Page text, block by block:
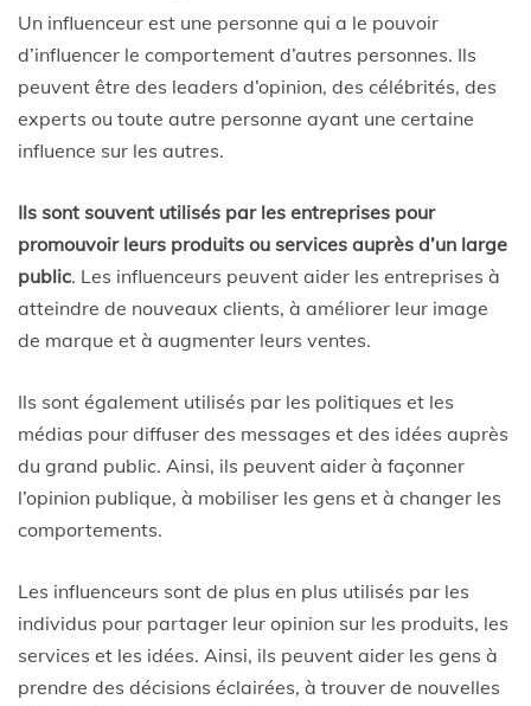
Un influenceur est une personne qui a le pouvoir
d’influencer le comportement d’autres personnes. Ils
peuvent être des leaders d’opinion, des célébrités, des
experts ou toute autre personne ayant une certaine
influence sur les autres.
Ils sont souvent utilisés par les entreprises pour
promouvoir leurs produits ou services auprès d’un large
public. Les influenceurs peuvent aider les entreprises à
atteindre de nouveaux clients, à améliorer leur image
de marque et à augmenter leurs ventes.
Ils sont également utilisés par les politiques et les
médias pour diffuser des messages et des idées auprès
du grand public. Ainsi, ils peuvent aider à façonner
l’opinion publique, à mobiliser les gens et à changer les
comportements.
Les influenceurs sont de plus en plus utilisés par les
individus pour partager leur opinion sur les produits, les
services et les idées. Ainsi, ils peuvent aider les gens à
prendre des décisions éclairées, à trouver de nouvelles